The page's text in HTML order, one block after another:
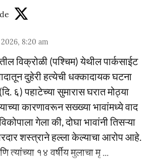
8:20 am
विक्रोळी (पश्चिम) येथील पार्कसाईट
दुहेरी हत्येची धक्कादायक घटना
६) पहाटेच्या सुमारास घरात मोठ्या
कारणावरून सख्ख्या भावांमध्ये वाद
गेला की, दोघा भावांनी तिसऱ्या
शस्त्राने हल्ला केल्याचा आरोप आहे.
१४ वर्षीय मुलाचा मृ ...